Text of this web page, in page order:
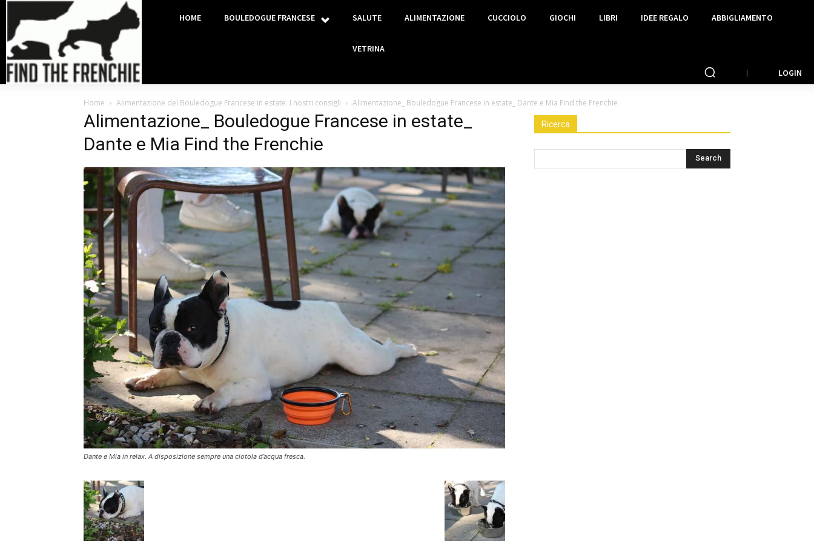
HOME BOULEDOGUE FRANCESE SALUTE ALIMENTAZIONE CUCCIOLO GIOCHI LIBRI IDEE REGALO ABBIGLIAMENTO
VETRINA
LOGIN
Home Alimentazione del Bouledogue Francese in estate. I nostri consigli Alimentazione_ Bouledogue Francese in estate_ Dante e Mia Find the Frenchie
Alimentazione_ Bouledogue Francese in estate_
Dante e Mia Find the Frenchie
Dante e Mia in relax. A disposizione sempre una ciotola d’acqua fresca.
Ricerca